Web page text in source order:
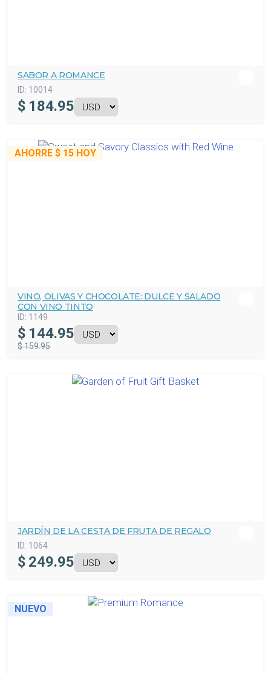
SABOR A ROMANCE
ID: 10014
$ 184.95
AHORRE $ 15 HOY
VINO, OLIVAS Y CHOCOLATE: DULCE Y SALADO
CON VINO TINTO
ID: 1149
$ 144.95
$ 159.95
JARDÍN DE LA CESTA DE FRUTA DE REGALO
ID: 1064
$ 249.95
NUEVO